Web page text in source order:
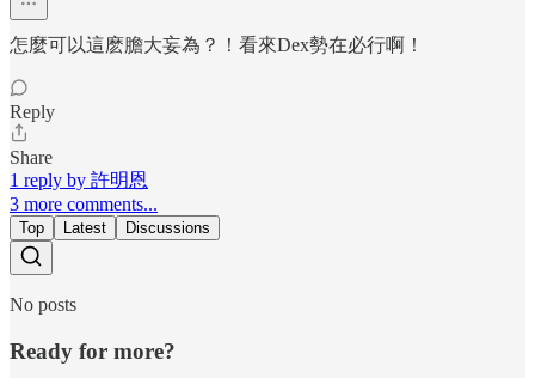
怎麼可以這麽膽大妄為？！看來Dex勢在必行啊！
Reply
Share
1 reply by 許明恩
3 more comments...
Top Latest Discussions
No posts
Ready for more?